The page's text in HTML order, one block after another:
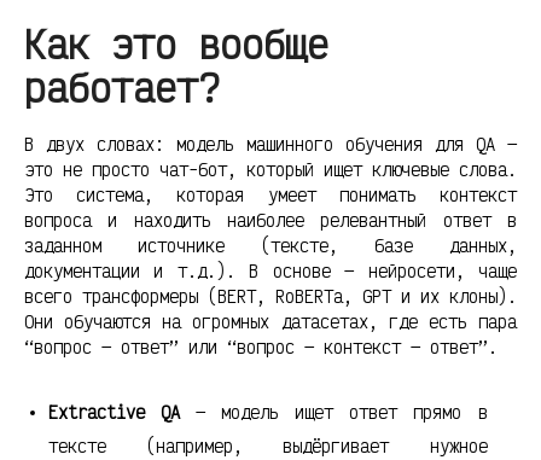
Как это вообще
работает?
В двух словах: модель машинного обучения для QA —
это не просто чат-бот, который ищет ключевые слова.
Это система, которая умеет понимать контекст
вопроса и находить наиболее релевантный ответ в
заданном источнике (тексте, базе данных,
документации и т.д.). В основе — нейросети, чаще
всего трансформеры (BERT, RoBERTa, GPT и их клоны).
Они обучаются на огромных датасетах, где есть пара
“вопрос — ответ” или “вопрос — контекст — ответ”.
Extractive QA— модель ищет ответ прямо в
тексте (например, выдёргивает нужное